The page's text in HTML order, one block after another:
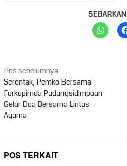
SEBARKAN
Navigasi
pos
Pos sebelumnya
Serentak, Pemko Bersama
Forkopimda Padangsidimpuan
Gelar Doa Bersama Lintas
Agama
POS TERKAIT